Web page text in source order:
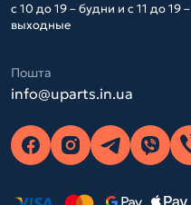
с 10 до 19 – будни и с 11 до 19 –
выходные
Пошта
info@uparts.in.ua